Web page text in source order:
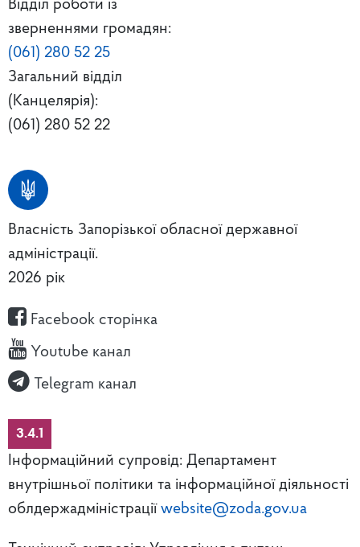
Відділ роботи із
зверненнями громадян:
(061) 280 52 25
Загальний відділ
(Канцелярія):
(061) 280 52 22
Власність Запорізької обласної державної
адміністрації.
2026 рік
Facebook сторінка
Youtube канал
Telegram канал
3.4.1
Інформаційний супровід: Департамент
внутрішньої політики та інформаційної діяльності
облдержадміністрації website@zoda.gov.ua